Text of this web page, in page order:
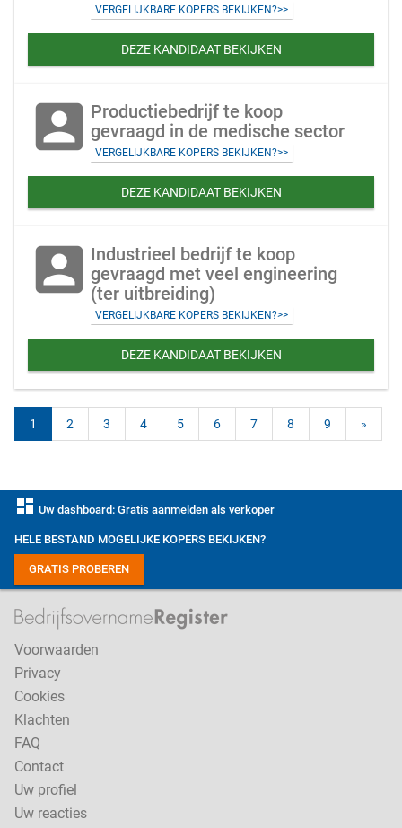
VERGELIJKBARE KOPERS BEKIJKEN?>>
DEZE KANDIDAAT BEKIJKEN
account_box Productiebedrijf te koop
gevraagd in de medische sector
VERGELIJKBARE KOPERS BEKIJKEN?>>
DEZE KANDIDAAT BEKIJKEN
account_box Industrieel bedrijf te koop
gevraagd met veel engineering
(ter uitbreiding)
VERGELIJKBARE KOPERS BEKIJKEN?>>
DEZE KANDIDAAT BEKIJKEN
1 2 3 4 5 6 7 8 9 »
dashboard Uw dashboard: Gratis aanmelden als verkoper
HELE BESTAND MOGELIJKE KOPERS BEKIJKEN?
GRATIS PROBEREN
Voorwaarden
Privacy
Cookies
Klachten
FAQ
Contact
Uw profiel
Uw reacties